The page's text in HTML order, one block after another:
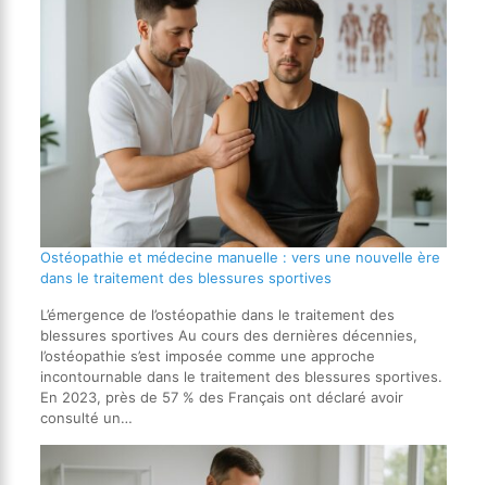
Ostéopathie et médecine manuelle : vers une nouvelle ère
dans le traitement des blessures sportives
L’émergence de l’ostéopathie dans le traitement des
blessures sportives Au cours des dernières décennies,
l’ostéopathie s’est imposée comme une approche
incontournable dans le traitement des blessures sportives.
En 2023, près de 57 % des Français ont déclaré avoir
consulté un…